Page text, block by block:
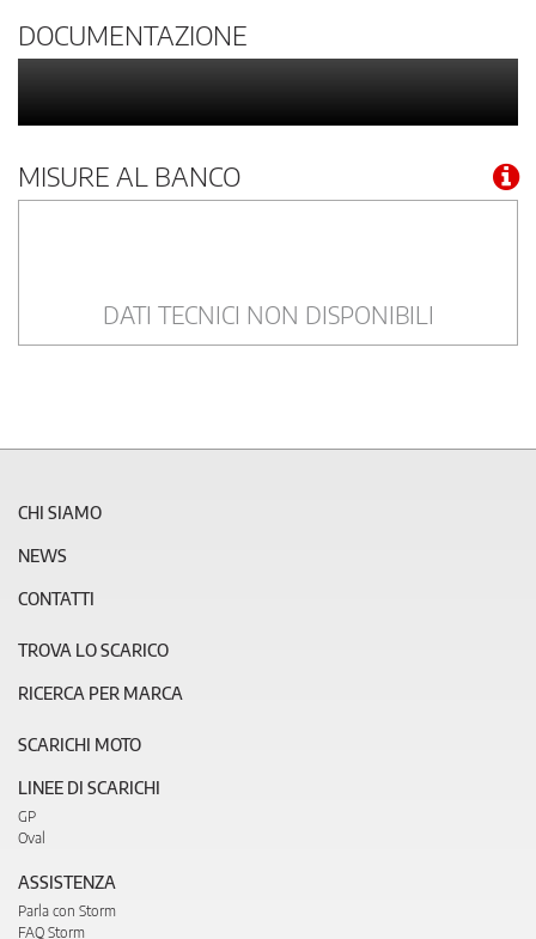
DOCUMENTAZIONE
MISURE AL BANCO
DATI TECNICI NON DISPONIBILI
CHI SIAMO
NEWS
CONTATTI
TROVA LO SCARICO
RICERCA PER MARCA
SCARICHI MOTO
LINEE DI SCARICHI
GP
Oval
ASSISTENZA
Parla con Storm
FAQ Storm